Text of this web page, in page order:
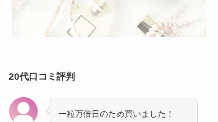
20代口コミ評判
一粒万倍日のため買いました！